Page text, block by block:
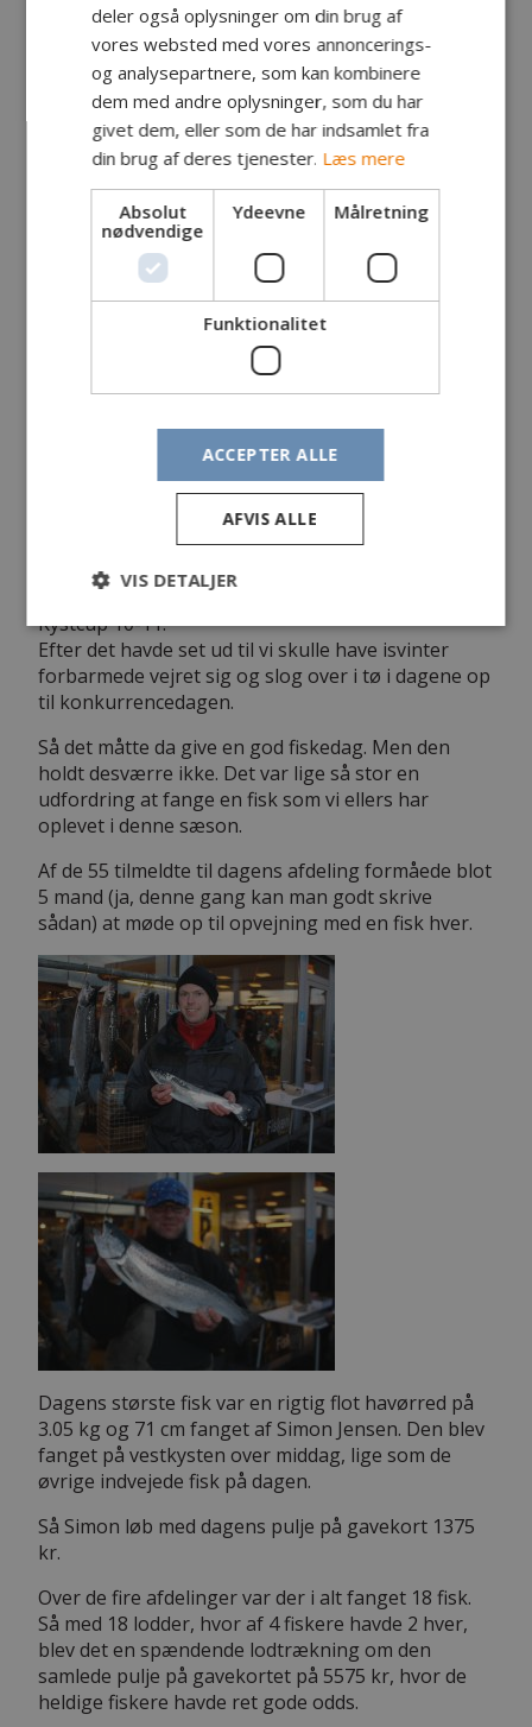
4. afdeling
Søndag d. 9. januar 2011
Det var med store forventninger der blev gået til
fiskeriet i denne 4. og sidste afdeling af Din-fangst
Kystcup 10-11.
Efter det havde set ud til vi skulle have isvinter
forbarmede vejret sig og slog over i tø i dagene op
til konkurrencedagen.
Så det måtte da give en god fiskedag. Men den
holdt desværre ikke. Det var lige så stor en
udfordring at fange en fisk som vi ellers har
oplevet i denne sæson.
Af de 55 tilmeldte til dagens afdeling formåede blot
5 mand (ja, denne gang kan man godt skrive
sådan) at møde op til opvejning med en fisk hver.
Dagens største fisk var en rigtig flot havørred på
3.05 kg og 71 cm fanget af Simon Jensen. Den blev
fanget på vestkysten over middag, lige som de
øvrige indvejede fisk på dagen.
Så Simon løb med dagens pulje på gavekort 1375
kr.
Over de fire afdelinger var der i alt fanget 18 fisk.
Så med 18 lodder, hvor af 4 fiskere havde 2 hver,
blev det en spændende lodtrækning om den
samlede pulje på gavekortet på 5575 kr, hvor de
heldige fiskere havde ret gode odds.
deler også oplysninger om din brug af
vores websted med vores annoncerings-
og analysepartnere, som kan kombinere
dem med andre oplysninger, som du har
givet dem, eller som de har indsamlet fra
din brug af deres tjenester. Læs mere
Absolut
nødvendige
Ydeevne Målretning
Funktionalitet
ACCEPTER ALLE
AFVIS ALLE
VIS DETALJER